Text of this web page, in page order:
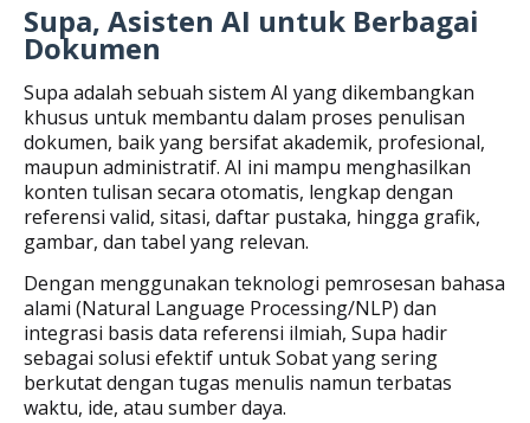
Supa, Asisten AI untuk Berbagai
Dokumen
Supa adalah sebuah sistem AI yang dikembangkan
khusus untuk membantu dalam proses penulisan
dokumen, baik yang bersifat akademik, profesional,
maupun administratif. AI ini mampu menghasilkan
konten tulisan secara otomatis, lengkap dengan
referensi valid, sitasi, daftar pustaka, hingga grafik,
gambar, dan tabel yang relevan.
Dengan menggunakan teknologi pemrosesan bahasa
alami (Natural Language Processing/NLP) dan
integrasi basis data referensi ilmiah, Supa hadir
sebagai solusi efektif untuk Sobat yang sering
berkutat dengan tugas menulis namun terbatas
waktu, ide, atau sumber daya.